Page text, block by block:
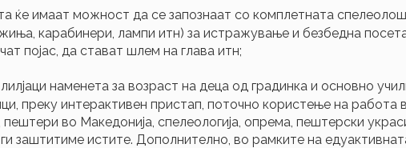
ќе имаат можност да се запознаат со комплетната
карабинери, лампи итн) за истражување и безбедна
појас, да стават шлем на глава итн;
наменета за возраст на деца од градинка и основно
преку интерактивен пристап, поточно користење на работа
во Македонија, спелеологија, опрема, пештерски
заштитиме истите. Дополнително, во рамките на